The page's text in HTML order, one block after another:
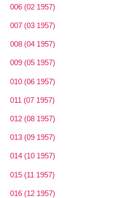
006 (02 1957)
007 (03 1957)
008 (04 1957)
009 (05 1957)
010 (06 1957)
011 (07 1957)
012 (08 1957)
013 (09 1957)
014 (10 1957)
015 (11 1957)
016 (12 1957)